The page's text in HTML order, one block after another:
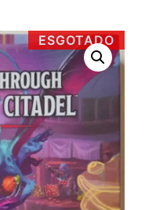
ESGOTADO